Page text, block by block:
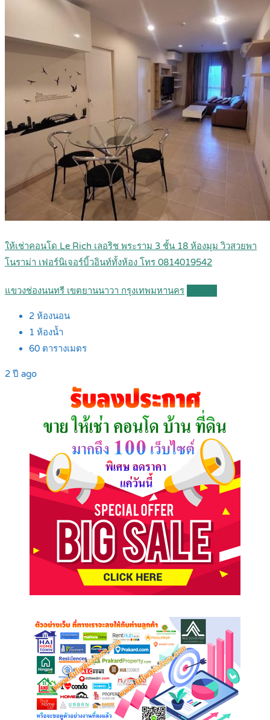
ให้เช่าคอนโด Le Rich เลอริช พระราม 3 ชั้น 18 ห้องมุม วิวสวยพา
โนราม่า เฟอร์นิเจอร์บิ้วอินท์ทั้งห้อง โทร 0814019542
แขวงช่องนนทรี เขตยานนาวา กรุงเทพมหานคร
2 ห้องนอน
1 ห้องน้ำ
60 ตารางเมตร
2 ปี ago